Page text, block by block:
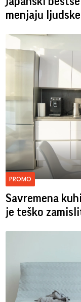
menjaju
PROMO
Savremena
je teško